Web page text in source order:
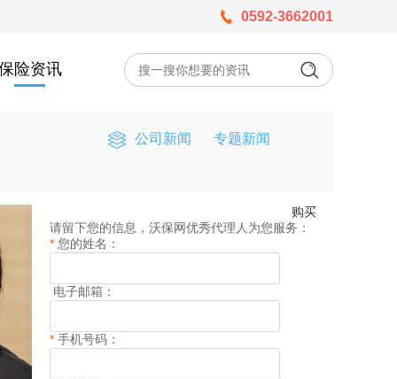
0592-3662001
险资讯
公司新闻 专题新闻
购买
请留下您的信息，沃保网优秀代理人为您服务：
*您的姓名：
电子邮箱：
*手机号码：